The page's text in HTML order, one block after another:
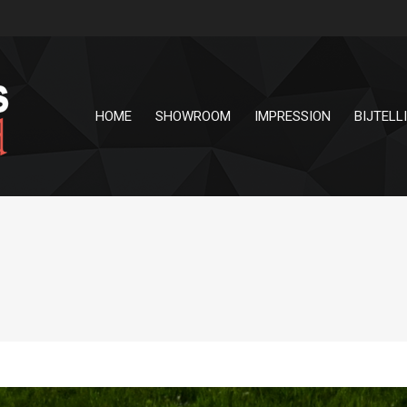
HOME SHOWROOM IMPRESSION